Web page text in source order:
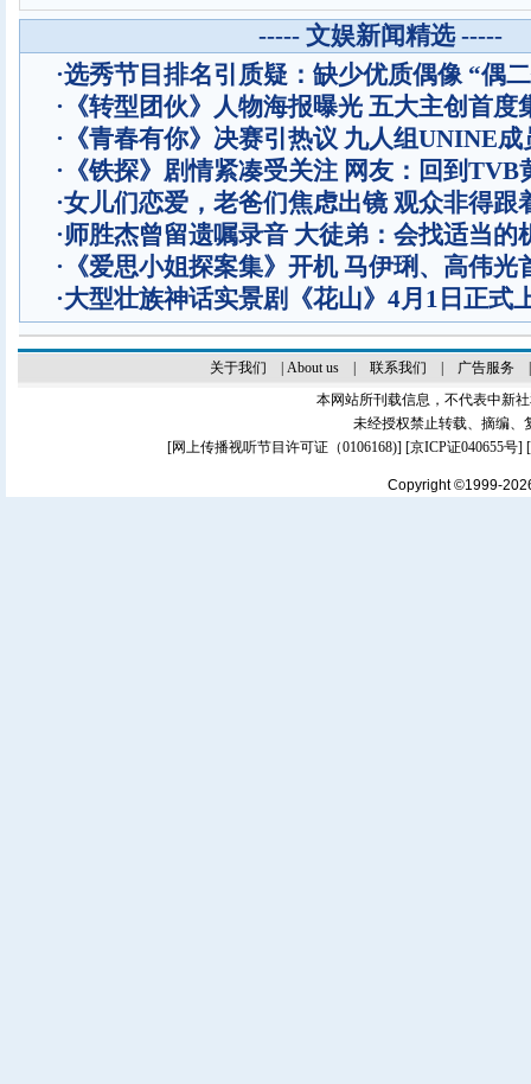
----- 文娱新闻精选 -----
·选秀节目排名引质疑：缺少优质偶像 “偶
· 《转型团伙》人物海报曝光 五大主创首度
· 《青春有你》决赛引热议 九人组UNINE成
· 《铁探》剧情紧凑受关注 网友：回到TVB
·女儿们恋爱，老爸们焦虑出镜 观众非得跟
·师胜杰曾留遗嘱录音 大徒弟：会找适当的
· 《爱思小姐探案集》开机 马伊琍、高伟光
·大型壮族神话实景剧《花山》4月1日正式
关于我们 About us| 联系我们 广告服务
本网站所刊载信息，不代表中新
未经授权禁止转载、摘编、
[网上传播视听节目许可证（0106168)] [京ICP证040655号]
Copyright ©1999-